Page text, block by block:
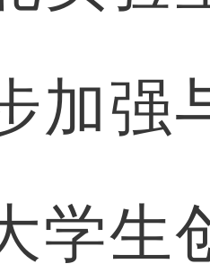
加强
学生